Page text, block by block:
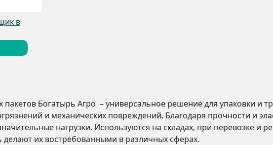
в
Богатырь Агро – универсальное решение для упаковки и
и механических повреждений. Благодаря прочности и
нагрузки. Используются на складах, при перевозке и
делают их востребованными в различных сферах.